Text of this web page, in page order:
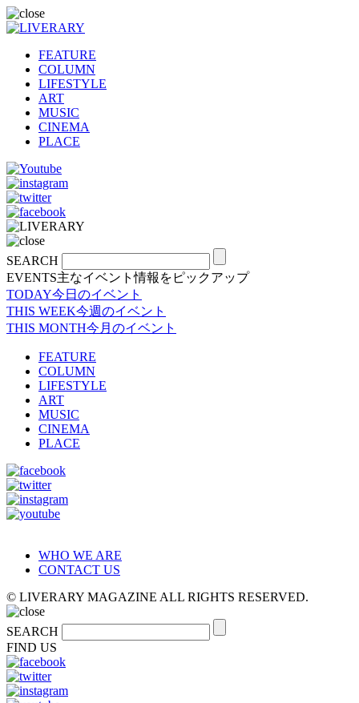
FEATURE
COLUMN
LIFESTYLE
ART
MUSIC
CINEMA
PLACE
SEARCH
EVENTS主なイベント情報をピックアップ
TODAY今日のイベント
THIS WEEK今週のイベント
THIS MONTH今月のイベント
FEATURE
COLUMN
LIFESTYLE
ART
MUSIC
CINEMA
PLACE
WHO WE ARE
CONTACT US
© LIVERARY MAGAZINE ALL RIGHTS RESERVED.
SEARCH
FIND US